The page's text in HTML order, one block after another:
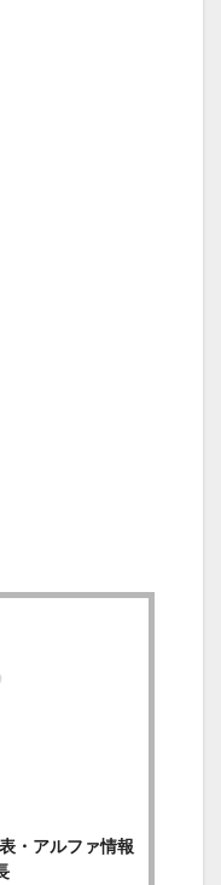
・アルファ情報